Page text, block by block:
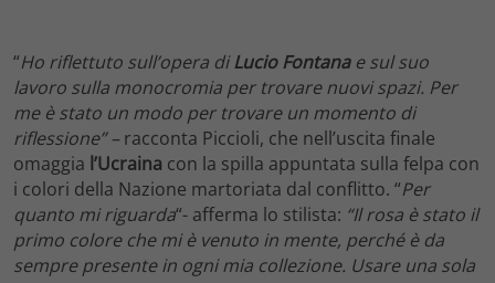
“Ho riflettuto sull’opera diLucio Fontanae sul suo
lavoro sulla monocromia per trovare nuovi spazi. Per
me è stato un modo per trovare un momento di
riflessione” –racconta Piccioli, che nell’uscita finale
omaggia l’Ucraina con la spilla appuntata sulla felpa con
i colori della Nazione martoriata dal conflitto. “Per
quanto mi riguarda“- afferma lo stilista: “Il rosa è stato il
primo colore che mi è venuto in mente, perché è da
sempre presente in ogni mia collezione. Usare una sola